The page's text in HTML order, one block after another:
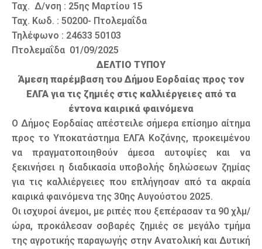
Ταχ. Δ/νση : 25ης Μαρτίου 15
Ταχ. Κωδ. : 50200- Πτολεμαΐδα
Τηλέφωνο : 24633 50103
Πτολεμαΐδα 01/09/2025
ΔΕΛΤΙΟ ΤΥΠΟΥ
Άμεση παρέμβαση του Δήμου Εορδαίας προς τον
ΕΛΓΑ για τις ζημιές στις καλλιέργειες από τα
έντονα καιρικά φαινόμενα
Ο Δήμος Εορδαίας απέστειλε σήμερα επίσημο αίτημα
προς το Υποκατάστημα ΕΛΓΑ Κοζάνης, προκειμένου
να πραγματοποιηθούν άμεσα αυτοψίες και να
ξεκινήσει η διαδικασία υποβολής δηλώσεων ζημίας
για τις καλλιέργειες που επλήγησαν από τα ακραία
καιρικά φαινόμενα της 30ης Αυγούστου 2025.
Οι ισχυροί άνεμοι, με ριπές που ξεπέρασαν τα 90 χλμ/
ώρα, προκάλεσαν σοβαρές ζημιές σε μεγάλο τμήμα
της αγροτικής παραγωγής στην Ανατολική και Δυτική